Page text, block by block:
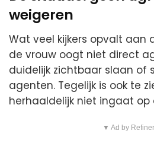
weigeren
Wat veel kijkers opvalt aan
de vrouw oogt niet direct
duidelijk zichtbaar slaan of
agenten. Tegelijk is ook te
herhaaldelijk niet ingaat op
▼ Ad by